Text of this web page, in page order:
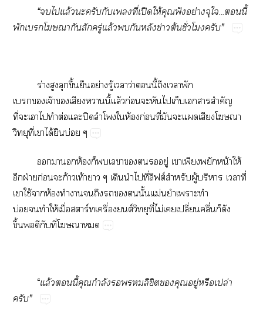
“ไแล้วะครับกับเที่เปิดให้คุณฟังอย่างจุใ...นี้
พักเโากันสักครู่แล้วกันหลังข่าวต้นชั่วโมงครับ”
ร่างสูงลุกขึ้นยืนอย่างรู้เาว่านี้ถึงเาพัก
เเจ้าเสียงานี้แล้วก่อนะหันไเก็บเารสำคัญ
ที่ะเาไทำต่อแะปิดลำโพงให้องก่อนที่มันะแเสียงโา
วิทยุที่เาได้ยินบ่อย ๆ
าห้องก็เาอยู่ เาเพียงพยักหน้าให้
อีกฝ่ายก่อนะก้าวเท้าา ๆ เดินนำไที่ลิฟต์สำหรับผู้บริหาร เาที่
เาใช้าห้องทำาถึงนั้นแม่นยำเาะทำ
บ่อยทำให้เมื่อาร์ทเครื่องยนต์วิทยุที่ไม่เเปลี่ยนคลื่นก็ดัง
ขึ้นดีกับที่โา
“แล้วนี้คุณกำลังลิขิตคุณอยู่หรือเปล่า
ครับ”